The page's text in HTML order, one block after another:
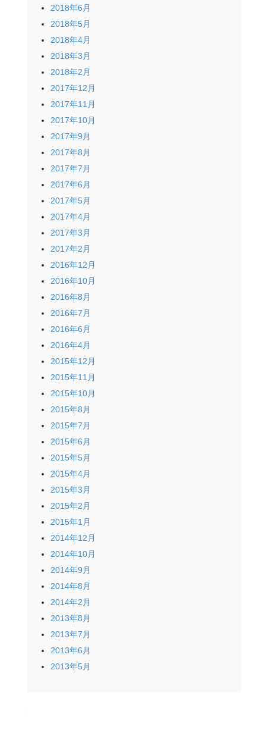
2018年6月
2018年5月
2018年4月
2018年3月
2018年2月
2017年12月
2017年11月
2017年10月
2017年9月
2017年8月
2017年7月
2017年6月
2017年5月
2017年4月
2017年3月
2017年2月
2016年12月
2016年10月
2016年8月
2016年7月
2016年6月
2016年4月
2015年12月
2015年11月
2015年10月
2015年8月
2015年7月
2015年6月
2015年5月
2015年4月
2015年3月
2015年2月
2015年1月
2014年12月
2014年10月
2014年9月
2014年8月
2014年2月
2013年8月
2013年7月
2013年6月
2013年5月